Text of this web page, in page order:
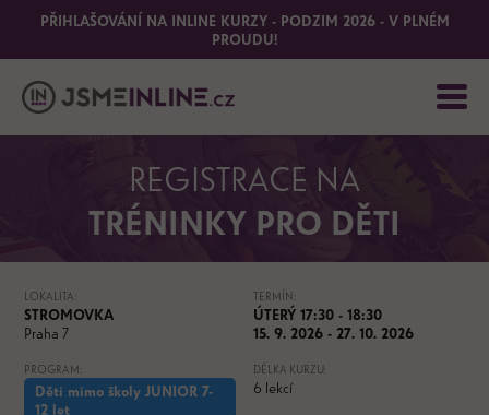
PŘIHLAŠOVÁNÍ NA INLINE KURZY - PODZIM 2026 - V PLNÉM
PROUDU!
REGISTRACE NA
TRÉNINKY PRO DĚTI
LOKALITA:
STROMOVKA
Praha 7
PROGRAM:
Děti mimo školy JUNIOR 7-
12 let
TERMÍN:
ÚTERÝ 17:30 - 18:30
15. 9. 2026 - 27. 10. 2026
DÉLKA KURZU:
6 lekcí